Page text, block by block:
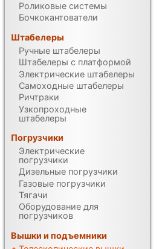
Роликовые системы
Бочкокантователи
Штабелеры
Ручные штабелеры
Штабелеры с платформой
Электрические штабелеры
Самоходные штабелеры
Ричтраки
Узкопроходные
штабелеры
Погрузчики
Электрические
погрузчики
Дизельные погрузчики
Газовые погрузчики
Тягачи
Оборудование для
погрузчиков
Вышки и подъемники